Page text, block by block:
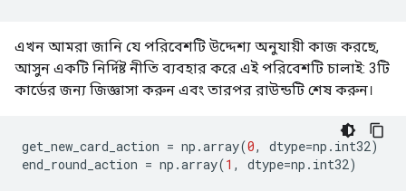
এখন আমরা জানি যে পরিবেশটি উদ্দেশ্য অনুযায়ী কাজ করছে,
আসুন একটি নির্দিষ্ট নীতি ব্যবহার করে এই পরিবেশটি চালাই: 3টি
কার্ডের জন্য জিজ্ঞাসা করুন এবং তারপর রাউন্ডটি শেষ করুন।
get_new_card_action = np .array(0, dtype=np . int32)
end_round_action = np .array(1 , dtype=np . int32)